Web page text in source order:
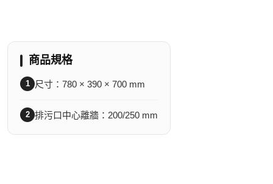
商品規格
1 尺寸：780 × 390 × 700 mm
2 排污口中心離牆：200/250 mm